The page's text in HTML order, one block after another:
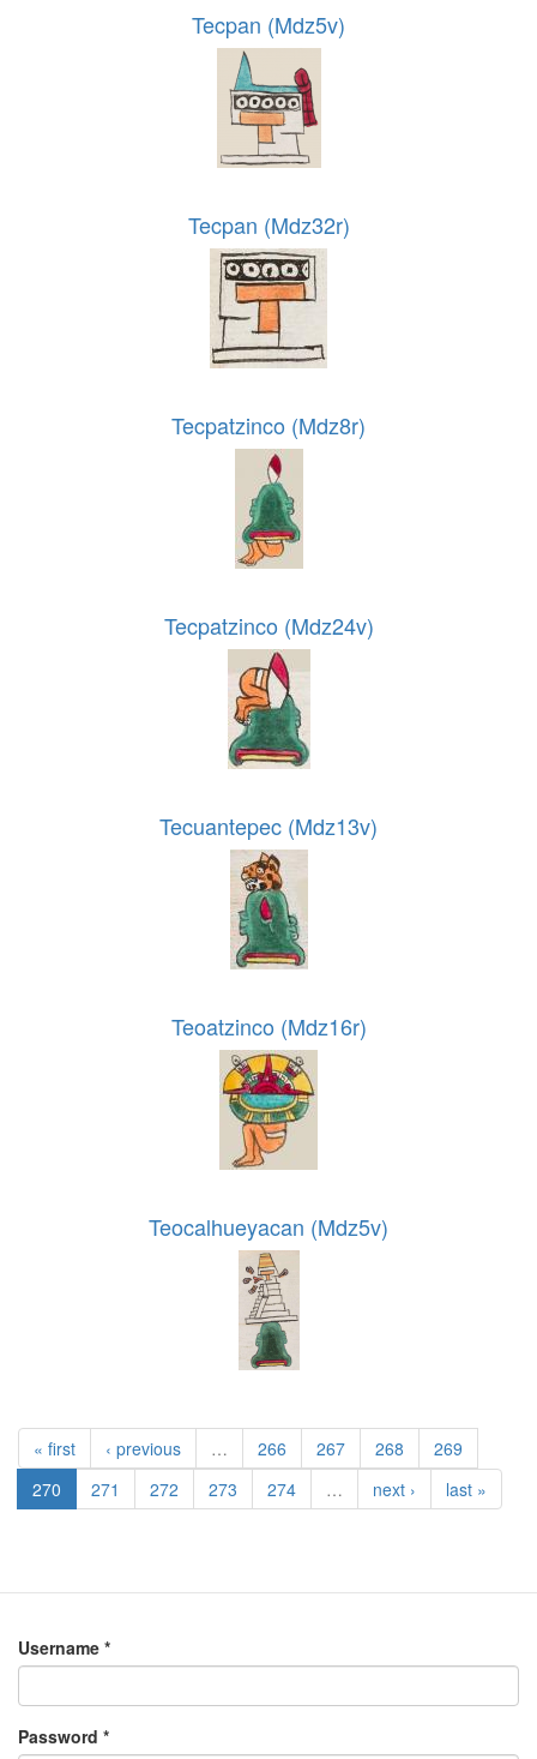
Tecpan (Mdz5v)
Tecpan (Mdz32r)
Tecpatzinco (Mdz8r)
Tecpatzinco (Mdz24v)
Tecuantepec (Mdz13v)
Teoatzinco (Mdz16r)
Teocalhueyacan (Mdz5v)
« first ‹ previous … 266 267 268
269
270
271 272 273 274 … next › last »
Username *
Password *